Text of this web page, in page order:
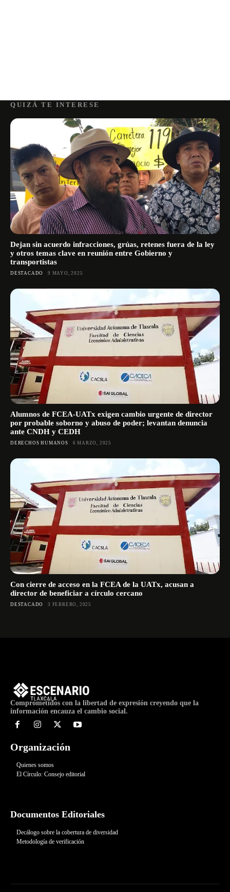
QUIZÁ TE INTERESE
Dejan sin acuerdo infracciones, grúas, retenes fuera de la ley
y otros temas clave en reunión entre Gobierno y
transportistas
DESTACADO 9 MAYO, 2025
Alumnos de FCEA-UATx exigen cambio urgente de director
por probable soborno y abuso de poder; levantan denuncia
ante CNDH y CEDH
DERECHOS HUMANOS 6 MARZO, 2025
Con cierre de acceso en la FCEA de la UATx, acusan a
director de beneficiar a círculo cercano
DESTACADO 3 FEBRERO, 2025
Comprometidos con la libertad de expresión creyendo que la
información encauza el cambio social.
Organización
Quienes somos
El Círculo: Consejo editorial
Documentos Editoriales
Decálogo sobre la cobertura de diversidad
Metodología de verificación